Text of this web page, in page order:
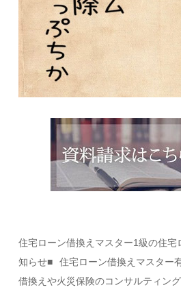
住宅ローン借換えマスター1級の住
知らせ■⠀住宅ローン借換えマスター
借換えや火災保険のコンサルティン